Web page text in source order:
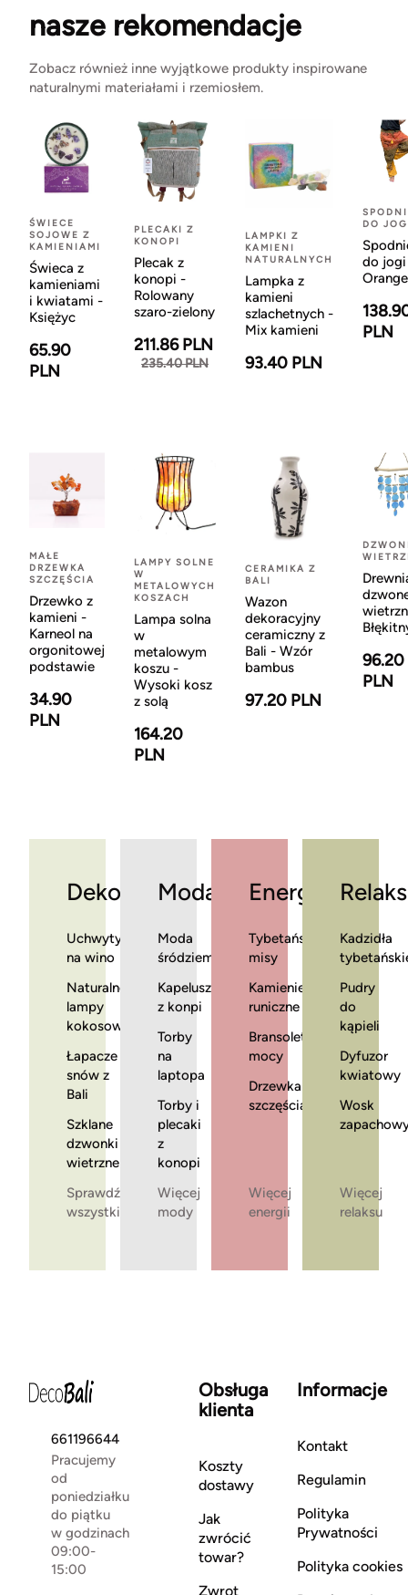
nasze rekomendacje
Zobacz również inne wyjątkowe produkty inspirowane
naturalnymi materiałami i rzemiosłem.
ŚWIECE
SOJOWE Z
KAMIENIAMI
Świeca z
kamieniami
i kwiatami -
Księżyc
65.90
PLN
PLECAKI Z
KONOPI
Plecak z
konopi -
Rolowany
szaro-zielony
211.86 PLN
235.40 PLN
LAMPKI Z
KAMIENI
NATURALNYCH
Lampka z
kamieni
szlachetnych -
Mix kamieni
93.40 PLN
DO
do
Orange
PLN
MAŁE
DRZEWKA
SZCZĘŚCIA
Drzewko z
kamieni -
Karneol na
orgonitowej
podstawie
34.90
PLN
LAMPY SOLNE
W
METALOWYCH
KOSZACH
Lampa solna
w
metalowym
koszu -
Wysoki kosz
z solą
164.20
PLN
CERAMIKA Z
BALI
Wazon
dekoracyjny
ceramiczny z
Bali - Wzór
bambus
97.20 PLN
96.20
PLN
Dekoracje
Uchwyty
na wino
Naturalne
lampy
kokosowe
Łapacze
snów z
Bali
Szklane
dzwonki
wietrzne
Sprawdź
wszystkie
Moda
Moda
śródziemnomorska
Kapelusze
z konpi
Torby
na
laptopa
Torby i
plecaki
z
konopi
Więcej
mody
Energia
Tybetańskie
misy
Kamienie
runiczne
Bransoletki
mocy
Drzewka
szczęścia
Więcej
energii
Relaks
Kadzidła
Pudry
do
kąpieli
Dyfuzor
kwiatowy
Wosk
Więcej
relaksu
661196644
Pracujemy
od
poniedziałku
do piątku
w godzinach
09:00-
15:00
Obsługa
klienta
Koszty
dostawy
Jak
zwrócić
towar?
Zwrot
Informacje
Kontakt
Regulamin
Polityka
Prywatności
Polityka cookies